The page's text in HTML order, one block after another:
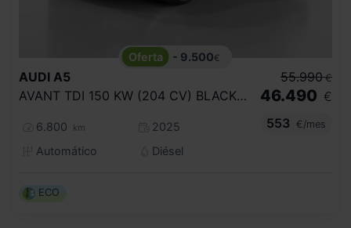
- 9.500€
AUDI A5
AVANT TDI 150 KW (204 CV) BLACK LINE
6.800 km
2025
Automático
Diésel
55.990 €
46.490 €
553
€/mes
ECO